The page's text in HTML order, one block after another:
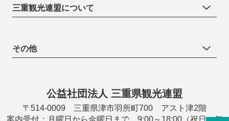
三重観光連盟について
その他
公益社団法人 三重県観光連盟
〒514-0009 三重県津市羽所町700 アスト津2階
案内受付：月曜日から金曜日まで 9:00～18:00（祝日・年